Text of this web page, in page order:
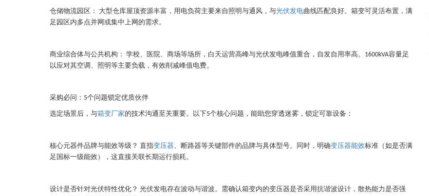
仓储物流园区： 大型仓库屋顶资源丰富，用电负荷主要来自照明与通风，与光伏发电曲线匹配良好。箱变可灵活布置，满
足园区内多点并网或集中上网的需求。
商业综合体与公共机构： 学校、医院、商场等场所，白天运营高峰与光伏发电峰值重合，自发自用率高。 1600kVA容量足
以应对其空调、照明等主要负载，有效削减峰值电费。
采购必问： 5个问题锁定优质伙伴
选定场景后，与箱变厂家的技术沟通至关重要。以下5个核心问题，能助您穿透迷雾，锁定可靠设备：
核心元器件品牌与能效等级？ 直指变压器、断路器等关键部件的品牌与具体型号。同时，明确变压器能效标准（如是否满
足国标一级能效），这直接关联长期运行损耗。
设计是否针对光伏特性优化？ 光伏发电存在波动与谐波。需确认箱变内的变压器是否采用抗谐波设计，散热能力是否强